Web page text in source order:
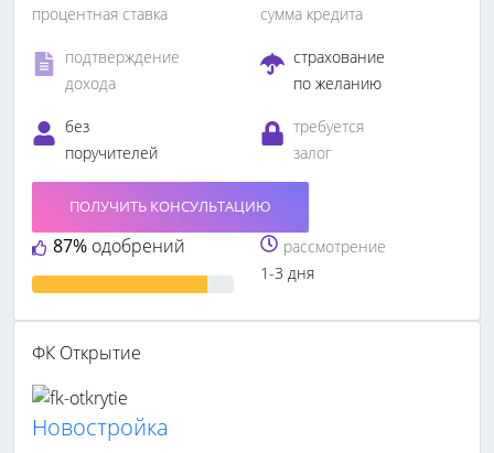
процентная ставка сумма кредита
подтверждение
дохода
страхование
по желанию
без
поручителей
требуется
залог
87% одобрений
ПОЛУЧИТЬ КОНСУЛЬТАЦИЮ
рассмотрение
1-3 дня
ФК Открытие
Новостройка